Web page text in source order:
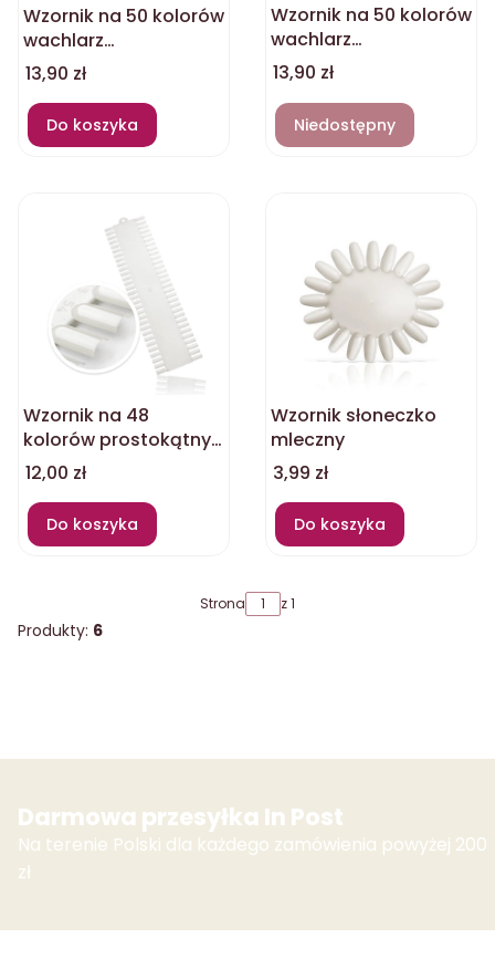
Wzornik na 50 kolorów
wachlarz
przezroczysty migdał
Cena
13,90 zł
Do koszyka
Wzornik na 50 kolorów
wachlarz
przeźroczysty
kwadrat
Cena
13,90 zł
Niedostępny
Wzornik na 48
kolorów prostokątny
mleczny
Cena
12,00 zł
Do koszyka
Wzornik słoneczko
mleczny
Cena
3,99 zł
Do koszyka
Strona z 1
Produkty: 6
Darmowa przesyłka In Post
Na terenie Polski dla każdego zamówienia powyżej 200
zł